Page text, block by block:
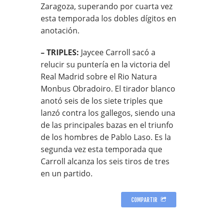
Zaragoza, superando por cuarta vez
esta temporada los dobles dígitos en
anotación.
– TRIPLES: Jaycee Carroll sacó a
relucir su puntería en la victoria del
Real Madrid sobre el Rio Natura
Monbus Obradoiro. El tirador blanco
anotó seis de los siete triples que
lanzó contra los gallegos, siendo una
de las principales bazas en el triunfo
de los hombres de Pablo Laso. Es la
segunda vez esta temporada que
Carroll alcanza los seis tiros de tres
en un partido.
COMPARTIR